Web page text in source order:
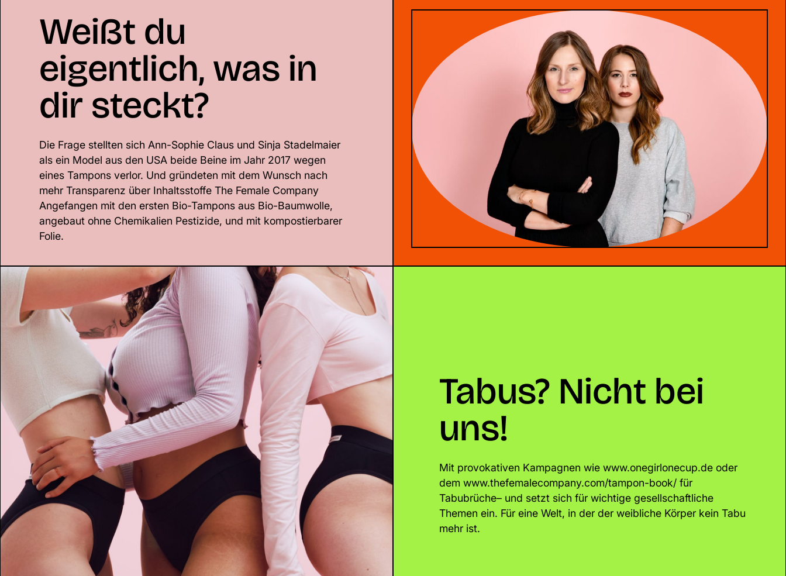
Weißt du
eigentlich, was in
dir steckt?
Die Frage stellten sich Ann-Sophie Claus und Sinja Stadelmaier
als ein Model aus den USA beide Beine im Jahr 2017 wegen
eines Tampons verlor. Und gründeten mit dem Wunsch nach
mehr Transparenz über Inhaltsstoffe The Female Company
Angefangen mit den ersten Bio-Tampons aus Bio-Baumwolle,
angebaut ohne Chemikalien Pestizide, und mit kompostierbarer
Folie.
Tabus? Nicht bei
uns!
Mit provokativen Kampagnen wie www.onegirlonecup.de oder
dem www.thefemalecompany.com/tampon-book/ für
Tabubrüche– und setzt sich für wichtige gesellschaftliche
Themen ein. Für eine Welt, in der der weibliche Körper kein Tabu
mehr ist.